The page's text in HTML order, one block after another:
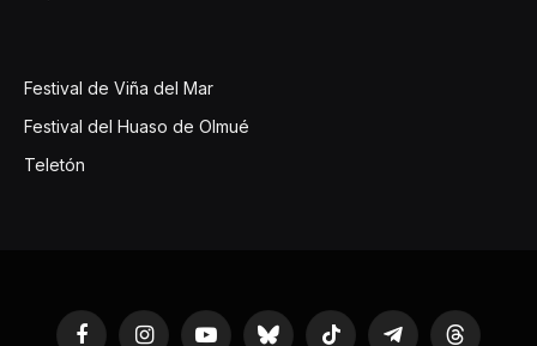
Festival de Viña del Mar
Festival del Huaso de Olmué
Teletón